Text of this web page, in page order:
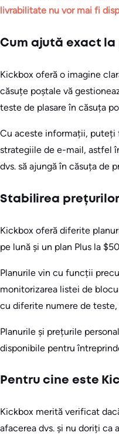
livrabilitate nu vor mai fi
Cum ajută exact la
Kickbox oferă o imagine
căsuțe poștale vă
teste de plasare în căsuța
Cu aceste informații, puteți
strategiile de e-mail, astfel
dvs. să ajungă în căsuța de
Stabilirea prețurilor
Kickbox oferă diferite
pe lună și un plan Plus la
Planurile vin cu funcții
monitorizarea listei de
cu diferite numere de
Planurile și prețurile
disponibile pentru
Pentru cine este
Kickbox merită verificat
afacerea dvs. și nu doriți ca